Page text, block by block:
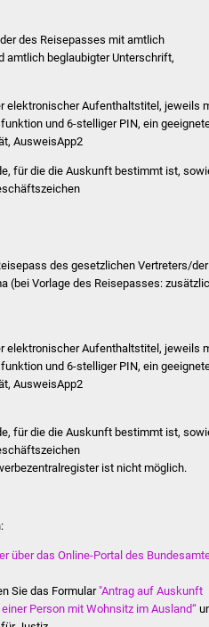
des Reisepasses mit amtlich
amtlich beglaubigter Unterschrift,
elektronischer Aufenthaltstitel, jeweils
und 6-stelliger PIN, ein
AusweisApp2
für die die Auskunft bestimmt ist,
des gesetzlichen Vertreters/der
(bei Vorlage des Reisepasses:
elektronischer Aufenthaltstitel, jeweils
und 6-stelliger PIN, ein
AusweisApp2
für die die Auskunft bestimmt ist,
ist nicht möglich.
über das Online-Portal des
Sie das Formular"Antrag auf Auskunft
Person mit Wohnsitz im Ausland“